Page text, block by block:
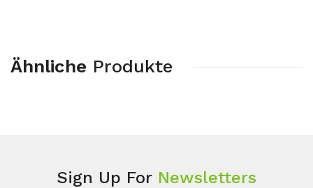
Ähnliche Produkte
Sign Up For Newsletters